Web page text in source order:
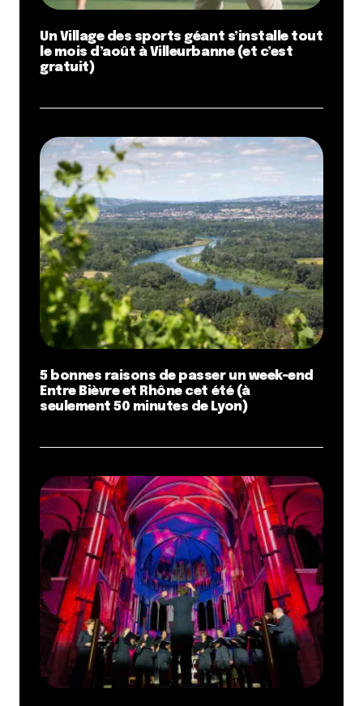
Un Village des sports géant s’installe tout
le mois d’août à Villeurbanne (et c’est
gratuit)
5 bonnes raisons de passer un week-end
Entre Bièvre et Rhône cet été (à
seulement 50 minutes de Lyon)